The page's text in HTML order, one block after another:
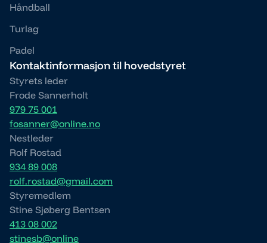
Håndball
Turlag
Padel
Kontaktinformasjon til hovedstyret
Styrets leder
Frode Sannerholt
979 75 001
fosanner@online.no
Nestleder
Rolf Rostad
934 89 008
rolf.rostad@gmail.com
Styremedlem
Stine Sjøberg Bentsen
413 08 002
stinesb@online